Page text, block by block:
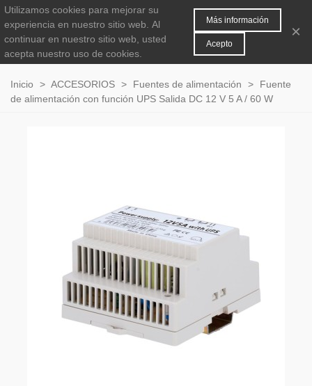
0
Inicio > ACCESORIOS > Fuentes de alimentación >
Fuente
de alimentación con función UPS Salida DC 12 V 5 A / 60 W
Utilizamos cookies para mejorar su
experiencia en nuestro sitio web. Al
continuar en nuestro sitio web, usted
acepta nuestro uso de cookies.
Más información
Acepto
×